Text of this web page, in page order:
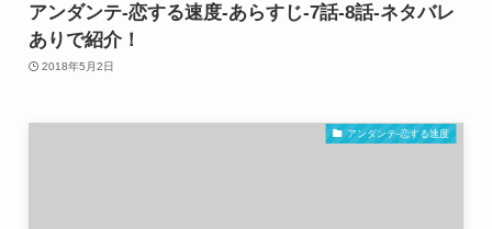
アンダンテ-恋する速度-あらすじ-7話-8話-ネタバレ
ありで紹介！
2018年5月2日
アンダンテ-恋する速度